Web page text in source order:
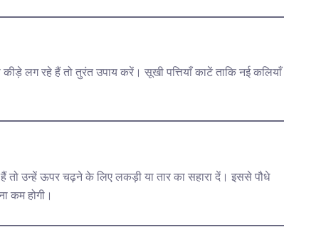
लग रहे हैं तो तुरंत उपाय करें। सूखी पत्तियाँ काटें ताकि नई कलियाँ
तो उन्हें ऊपर चढ़ने के लिए लकड़ी या तार का सहारा दें। इससे पौधे
कम होगी।